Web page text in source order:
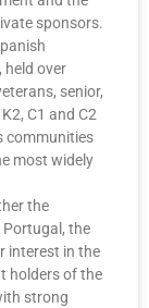
sponsors.
held over
senior,
C1 and C2
communities
most widely
the
Portugal, the
interest in the
holders of the
strong